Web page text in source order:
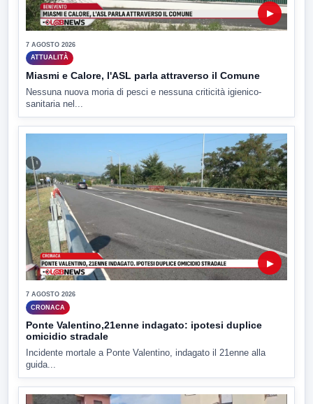
▶
7 AGOSTO 2026
ATTUALITÀ
Miasmi e Calore, l'ASL parla attraverso il Comune
Nessuna nuova moria di pesci e nessuna criticità igienico-
sanitaria nel...
▶
7 AGOSTO 2026
CRONACA
Ponte Valentino,21enne indagato: ipotesi duplice
omicidio stradale
Incidente mortale a Ponte Valentino, indagato il 21enne alla
guida...